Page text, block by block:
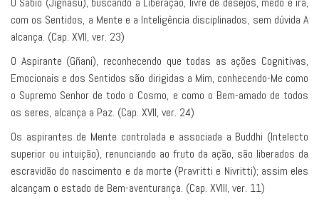
com os Sentidos, a Mente e a Inteligência disciplinados, sem dúvida A
alcança. (Cap. XVII, ver. 23)
O Aspirante (Gñani), reconhecendo que todas as ações Cognitivas,
Emocionais e dos Sentidos são dirigidas a Mim, conhecendo-Me como
o Supremo Senhor de todo o Cosmo, e como o Bem-amado de todos
os seres, alcança a Paz. (Cap. XVII, ver. 24)
Os aspirantes de Mente controlada e associada a Buddhi (Intelecto
superior ou intuição), renunciando ao fruto da ação, são liberados da
escravidão do nascimento e da morte (Pravritti e Nivritti); assim eles
alcançam o estado de Bem-aventurança. (Cap. XVIII, ver. 11)